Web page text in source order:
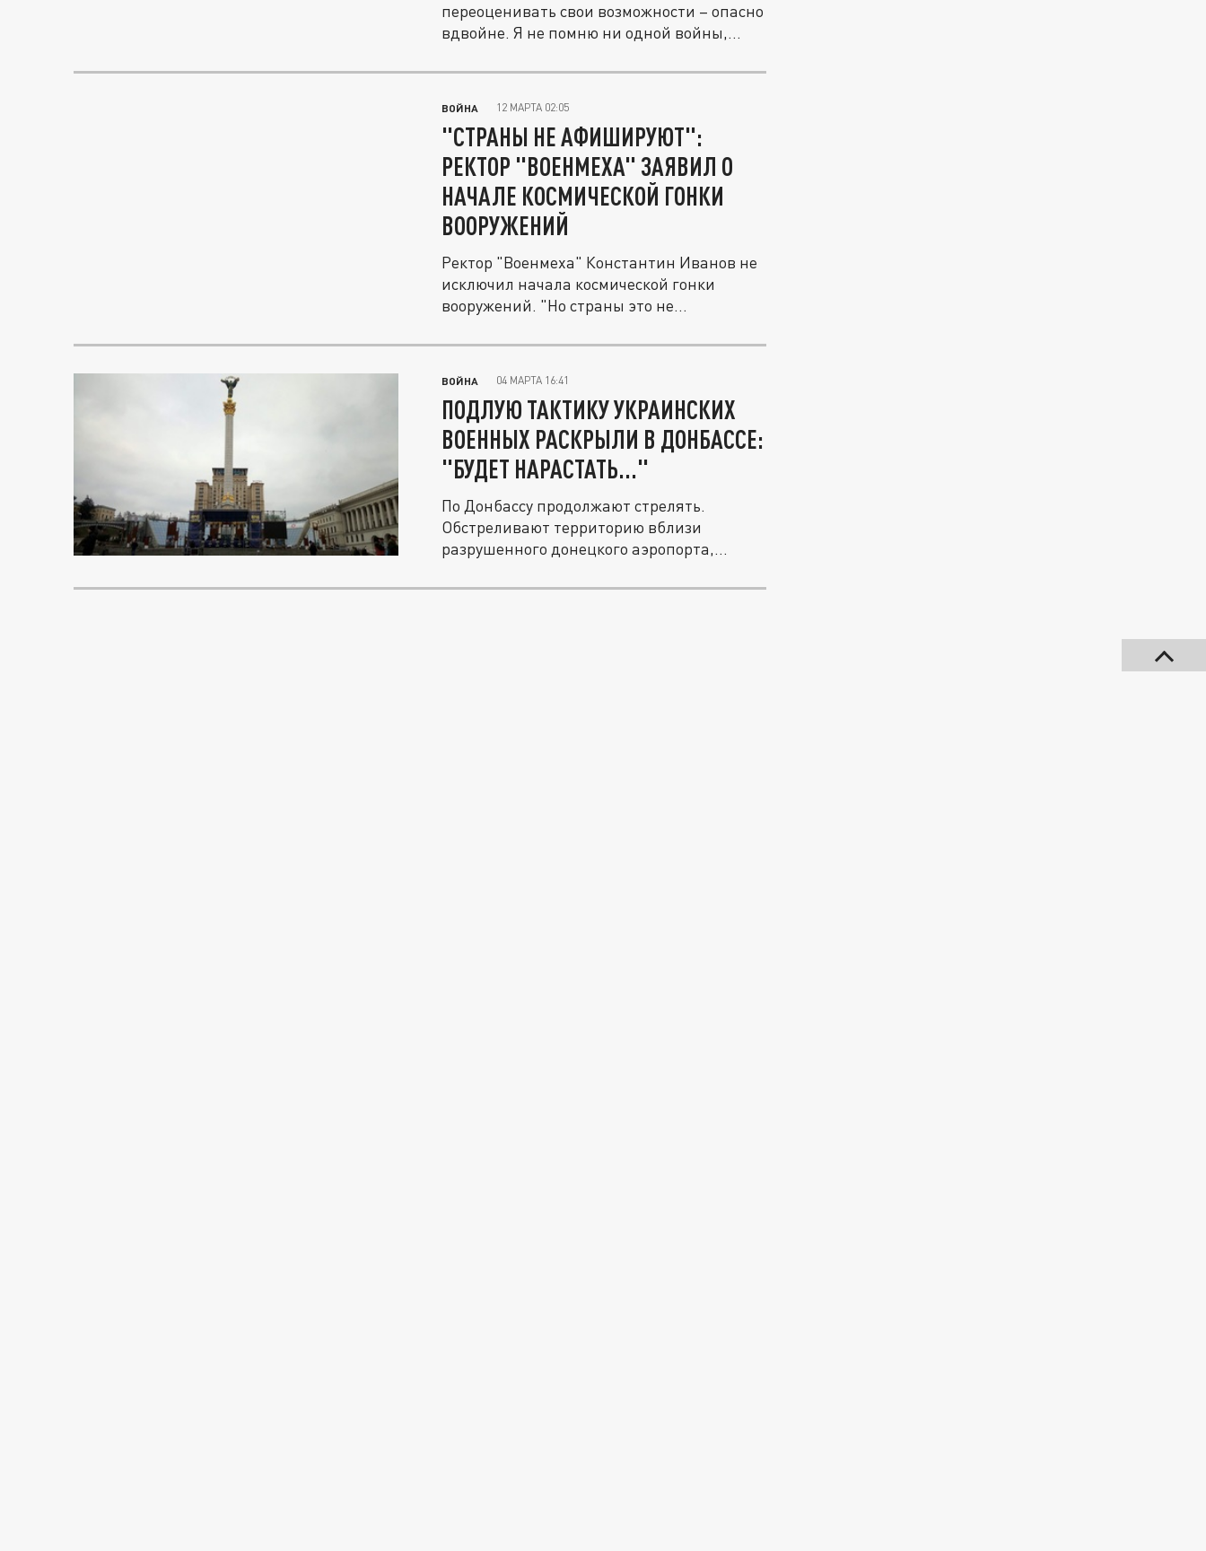
переоценивать свои возможности – опасно
вдвойне. Я не помню ни одной войны,...
ВОЙНА 12 МАРТА 02:05
"СТРАНЫ НЕ АФИШИРУЮТ":
РЕКТОР "ВОЕНМЕХА" ЗАЯВИЛ О
НАЧАЛЕ КОСМИЧЕСКОЙ ГОНКИ
ВООРУЖЕНИЙ
Ректор "Военмеха" Константин Иванов не
исключил начала космической гонки
вооружений. "Но страны это не...
ВОЙНА 04 МАРТА 16:41
ПОДЛУЮ ТАКТИКУ УКРАИНСКИХ
ВОЕННЫХ РАСКРЫЛИ В ДОНБАССЕ:
"БУДЕТ НАРАСТАТЬ..."
По Донбассу продолжают стрелять.
Обстреливают территорию вблизи
разрушенного донецкого аэропорта,